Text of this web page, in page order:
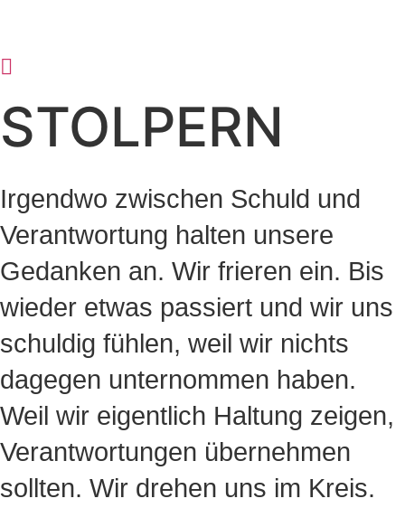
STOLPERN
Irgendwo zwischen Schuld und
Verantwortung halten unsere
Gedanken an. Wir frieren ein. Bis
wieder etwas passiert und wir uns
schuldig fühlen, weil wir nichts
dagegen unternommen haben.
Weil wir eigentlich Haltung zeigen,
Verantwortungen übernehmen
sollten. Wir drehen uns im Kreis.